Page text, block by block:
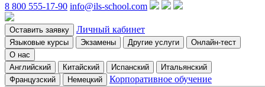
8 800 555-17-90 info@ils-school.com
Оставить заявку Личный кабинет
Языковые курсы Экзамены Другие услуги
Онлайн-тест
О нас
Английский
Китайский Испанский
Итальянский
Французский
Немецкий Корпоративное обучение